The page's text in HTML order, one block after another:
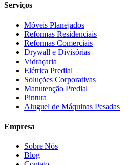
Serviços
Móveis Planejados
Reformas Residenciais
Reformas Comerciais
Drywall e Divisórias
Vidraçaria
Elétrica Predial
Soluções Corporativas
Manutenção Predial
Pintura
Aluguel de Máquinas Pesadas
Empresa
Sobre Nós
Blog